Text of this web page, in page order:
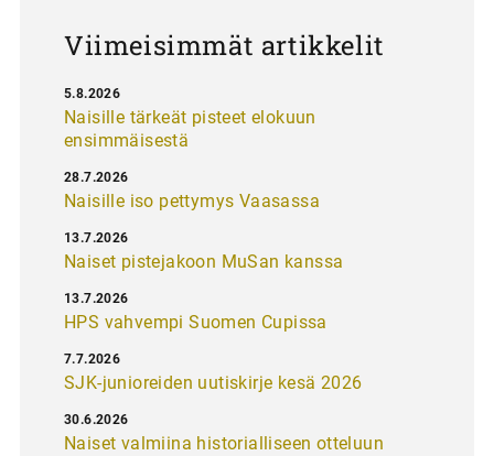
Viimeisimmät artikkelit
Naisille tärkeät pisteet elokuun
ensimmäisestä
5.8.2026
Naisille iso pettymys Vaasassa
28.7.2026
Naiset pistejakoon MuSan kanssa
13.7.2026
HPS vahvempi Suomen Cupissa
13.7.2026
SJK-junioreiden uutiskirje kesä 2026
7.7.2026
Naiset valmiina historialliseen otteluun
30.6.2026